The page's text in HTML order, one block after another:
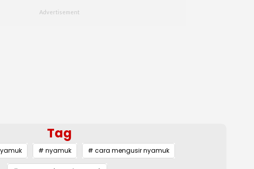
Tag
# nyamuk # cara mengusir nyamuk